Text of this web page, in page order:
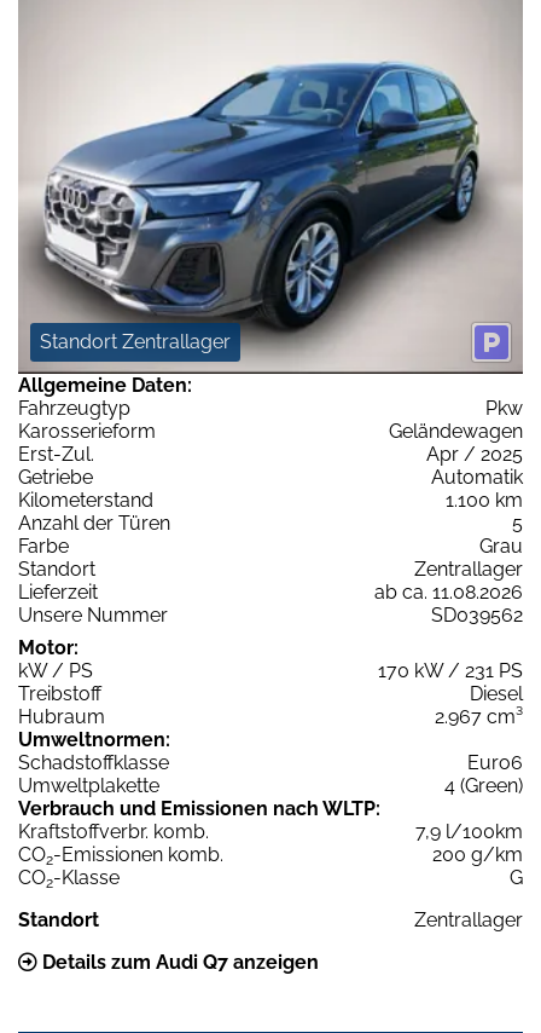
Standort Zentrallager
Allgemeine Daten:
Fahrzeugtyp
Pkw
Karosserieform
Geländewagen
Erst-Zul.
Apr / 2025
Getriebe
Automatik
Kilometerstand
1.100 km
Anzahl der Türen
5
Farbe
Grau
Standort
Zentrallager
Lieferzeit
ab ca. 11.08.2026
Unsere Nummer
SD039562
Motor:
kW / PS
170 kW / 231 PS
Treibstoff
Diesel
Hubraum
2.967 cm³
Umweltnormen:
Schadstoffklasse
Euro6
Umweltplakette
4 (Green)
Verbrauch und Emissionen nach WLTP:
Kraftstoffverbr. komb.
7,9 l/100km
CO2-Emissionen komb.
200 g/km
CO2-Klasse
G
Standort
Zentrallager
Details zum Audi Q7 anzeigen